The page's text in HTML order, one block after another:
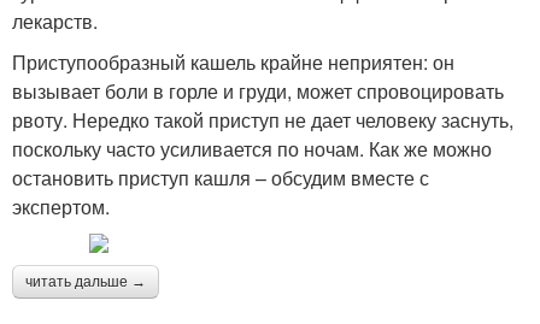
лекарств.
Приступообразный кашель крайне неприятен: он
вызывает боли в горле и груди, может спровоцировать
рвоту. Нередко такой приступ не дает человеку заснуть,
поскольку часто усиливается по ночам. Как же можно
остановить приступ кашля – обсудим вместе с
экспертом.
читать дальше →